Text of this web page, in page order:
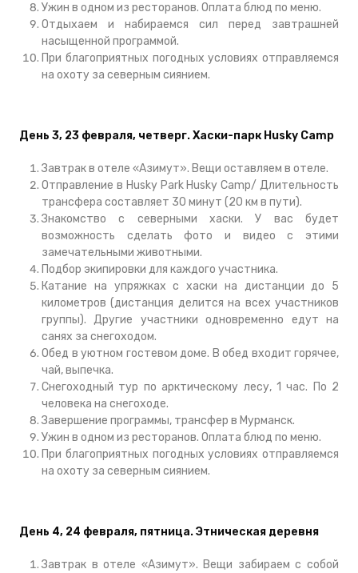
Ужин в одном из ресторанов. Оплата блюд по меню.
Отдыхаем и набираемся сил перед завтрашней
насыщенной программой.
При благоприятных погодных условиях отправляемся
на охоту за северным сиянием.
День 3, 23 февраля, четверг.Хаски-парк Husky Camp
Завтрак в отеле «Азимут». Вещи оставляем в отеле.
Отправление в Husky Park Husky Camp/ Длительность
трансфера составляет 30 минут (20 км в пути).
Знакомство с северными хаски. У вас будет
возможность сделать фото и видео с этими
замечательными животными.
Подбор экипировки для каждого участника.
Катание на упряжках с хаски на дистанции до 5
километров (дистанция делится на всех участников
группы). Другие участники одновременно едут на
санях за снегоходом.
Обед в уютном гостевом доме. В обед входит горячее,
чай, выпечка.
Снегоходный тур по арктическому лесу, 1 час. По 2
человека на снегоходе.
Завершение программы, трансфер в Мурманск.
Ужин в одном из ресторанов. Оплата блюд по меню.
При благоприятных погодных условиях отправляемся
на охоту за северным сиянием.
День 4, 24 февраля, пятница.Этническая деревня
Завтрак в отеле «Азимут». Вещи забираем с собой